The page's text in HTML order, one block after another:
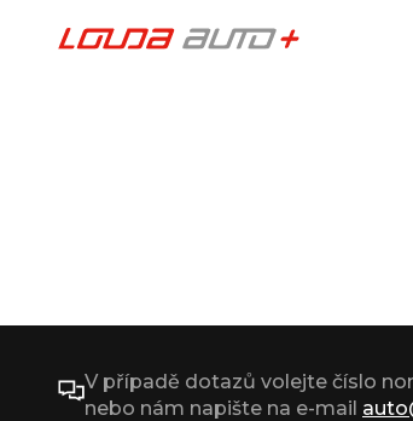
V případě dotazů volejte číslo
nebo nám napište na e-mail